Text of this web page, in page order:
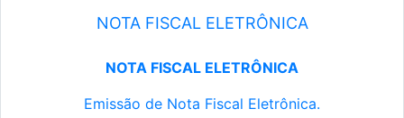
NOTA FISCAL ELETRÔNICA
NOTA FISCAL ELETRÔNICA
Emissão de Nota Fiscal Eletrônica.